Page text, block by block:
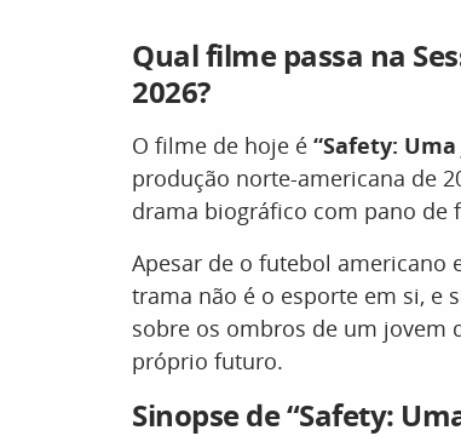
Qual filme passa na
2026?
O filme de hoje é “Safety: Uma
produção norte-americana de
drama biográfico com pano de
Apesar de o futebol americano
trama não é o esporte em si, e
sobre os ombros de um jovem
próprio futuro.
Sinopse de “Safety: